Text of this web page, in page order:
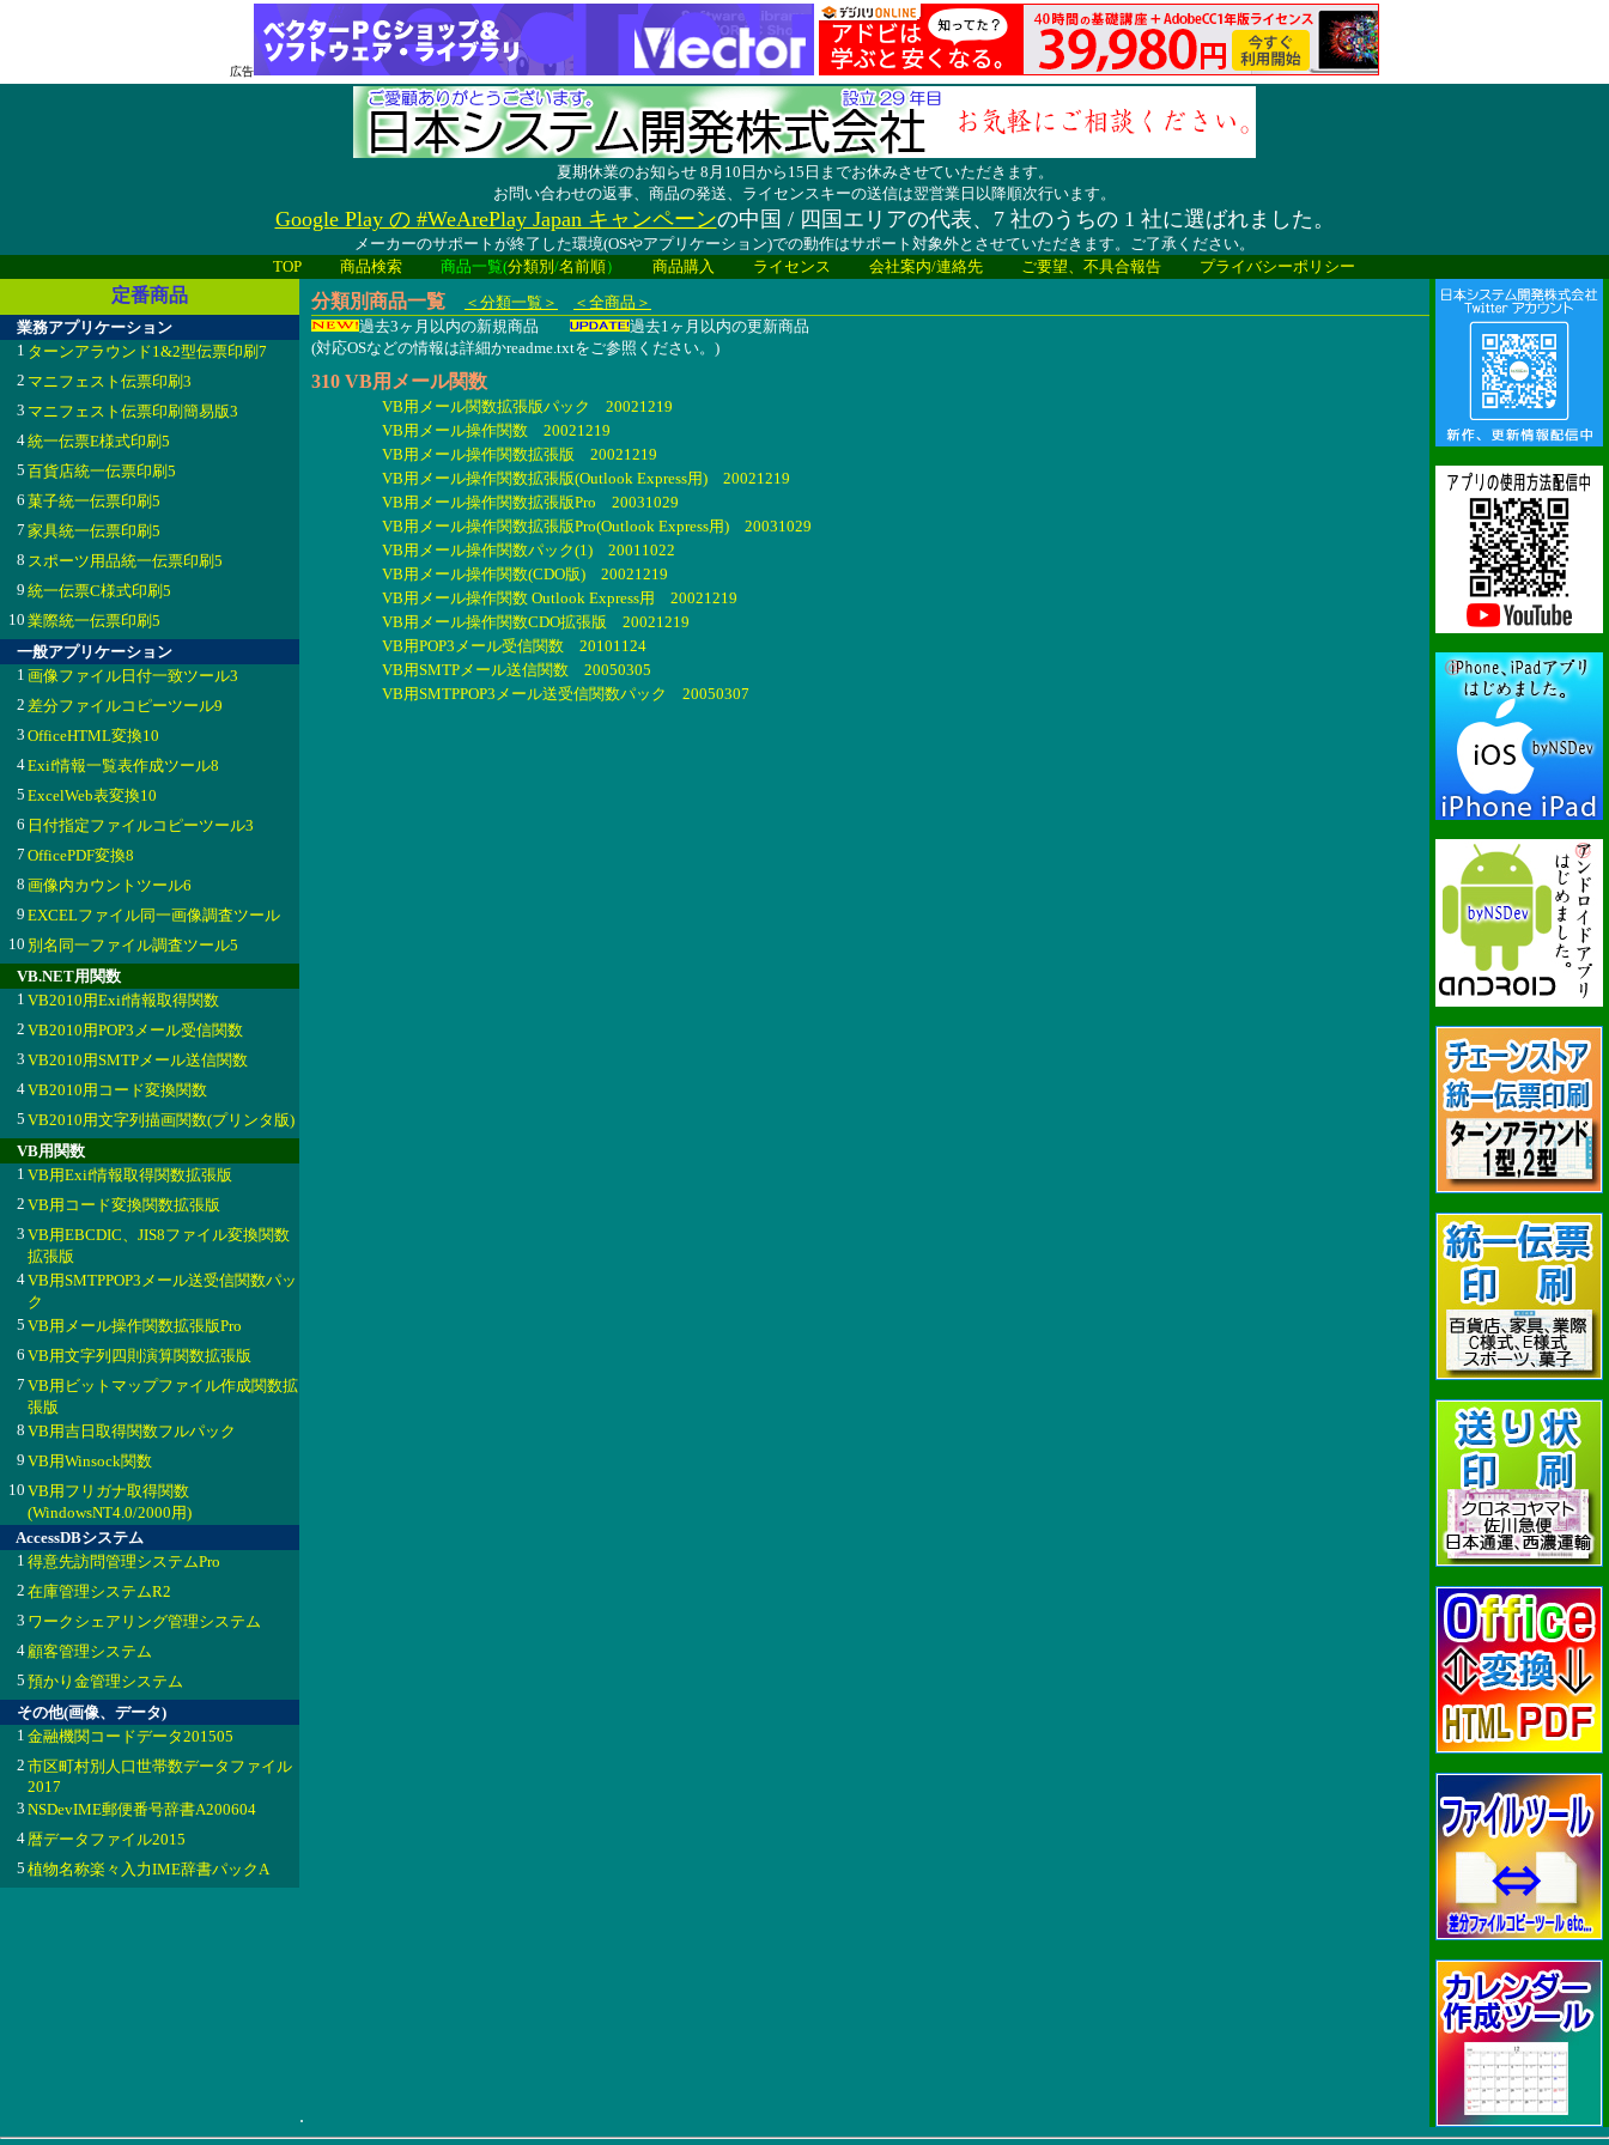
広告
夏期休業のお知らせ 8月10日から15日までお休みさせていただきます。
お問い合わせの返事、商品の発送、ライセンスキーの送信は翌営業日以降順次行います。
Google Play の #WeArePlay Japan キャンペーンの中国 / 四国エリアの代表、7 社のうちの 1 社に選ばれました。
メーカーのサポートが終了した環境(OSやアプリケーション)での動作はサポート対象外とさせていただきます。ご了承ください。
TOP
商品検索 商品一覧(分類別 /名前順） 商品購入 ライセンス 会社案内/連絡先 ご要望、不具合報告 プライバシーポリシー
定番商品
業務アプリケーション
1 ターンアラウンド1&2型伝票印刷7
2 マニフェスト伝票印刷3
3 マニフェスト伝票印刷簡易版3
4統一伝票E様式印刷5
5 百貨店統一伝票印刷5
6 菓子統一伝票印刷5
7 家具統一伝票印刷5
8 スポーツ用品統一伝票印刷5
9 統一伝票C様式印刷5
10 業際統一伝票印刷5
一般アプリケーション
1 画像ファイル日付一致ツール3
2 差分ファイルコピーツール9
3 OfficeHTML変換10
4Exif情報一覧表作成ツール8
5 ExcelWeb表変換10
6 日付指定ファイルコピーツール3
7 OfficePDF変換8
8 画像内カウントツール6
9 EXCELファイル同一画像調査ツール
10 別名同一ファイル調査ツール5
VB.NET用関数
1 VB2010用Exif情報取得関数
2 VB2010用POP3メール受信関数
3 VB2010用SMTPメール送信関数
4VB2010用コード変換関数
5 VB2010用文字列描画関数(プリンタ版)
VB用関数
1 VB用Exif情報取得関数拡張版
2 VB用コード変換関数拡張版
3 VB用EBCDIC、JIS8ファイル変換関数
拡張版
4VB用SMTPPOP3メール送受信関数パッ
ク
5 VB用メール操作関数拡張版Pro
6 VB用文字列四則演算関数拡張版
7 VB用ビットマップファイル作成関数拡
張版
8 VB用吉日取得関数フルパック
9 VB用Winsock関数
10 VB用フリガナ取得関数
(WindowsNT4.0/2000用)
AccessDBシステム
1 得意先訪問管理システムPro
2 在庫管理システムR2
3 ワークシェアリング管理システム
4顧客管理システム
5 預かり金管理システム
その他(画像、データ)
1 金融機関コードデータ201505
2 市区町村別人口世帯数データファイル
2017
3 NSDevIME郵便番号辞書A200604
4暦データファイル2015
5 植物名称楽々入力IME辞書パックA
.
分類別商品一覧 ＜分類一覧＞
＜全商品＞
過去3ヶ月以内の新規商品
過去1ヶ月以内の更新商品
(対応OSなどの情報は詳細かreadme.txtをご参照ください。)
310 VB用メール関数
VB用メール関数拡張版パック 20021219
VB用メール操作関数 20021219
VB用メール操作関数拡張版 20021219
VB用メール操作関数拡張版(Outlook Express用) 20021219
VB用メール操作関数拡張版Pro 20031029
VB用メール操作関数拡張版Pro(Outlook Express用) 20031029
VB用メール操作関数パック(1) 20011022
VB用メール操作関数(CDO版) 20021219
VB用メール操作関数 Outlook Express用 20021219
VB用メール操作関数CDO拡張版 20021219
VB用POP3メール受信関数 20101124
VB用SMTPメール送信関数 20050305
VB用SMTPPOP3メール送受信関数パック 20050307